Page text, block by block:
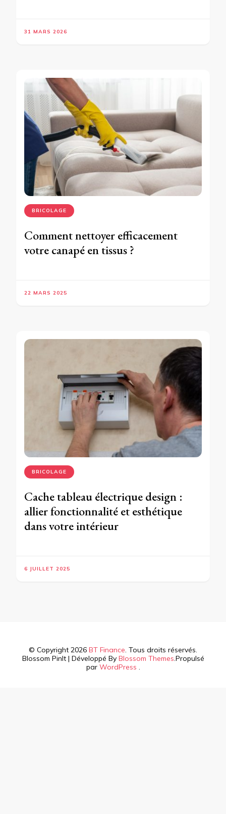
31 MARS 2026
BRICOLAGE
Comment nettoyer efficacement
votre canapé en tissus ?
22 MARS 2025
BRICOLAGE
Cache tableau électrique design :
allier fonctionnalité et esthétique
dans votre intérieur
6 JUILLET 2025
© Copyright 2026 BT Finance. Tous droits réservés.
Blossom PinIt | Développé By Blossom Themes.Propulsé
par WordPress .